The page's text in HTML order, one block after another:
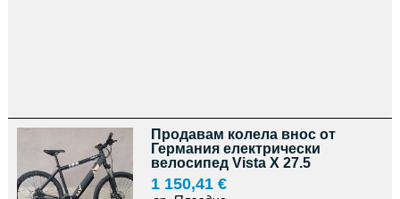
Продавам колела внос от
Германия електрически
велосипед Vista X 27.5
1 150,41 €